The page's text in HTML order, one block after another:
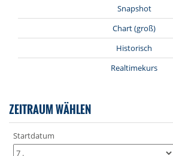
Snapshot
Chart (groß)
Historisch
Realtimekurs
ZEITRAUM WÄHLEN
Startdatum